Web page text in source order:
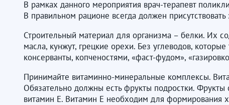
В рамках данного мероприятия врач-терапевт
В правильном рационе всегда должен
Строительный материал для организма – белки. Их
масла, кунжут, грецкие орехи. Без углеводов,
консерванты, копченостями, «фаст-фудом»,
Принимайте витаминно-минеральные комплексы.
Обязательно должны есть фрукты подростки.
витамин Е. Витамин Е необходим для формирования